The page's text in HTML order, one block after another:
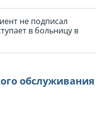
не подписал
в больницу в
обслуживания